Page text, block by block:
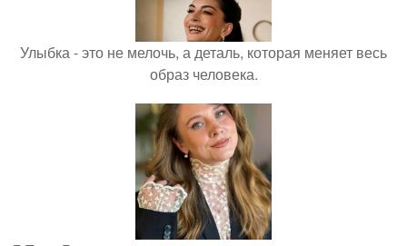
Улыбка - это не мелочь, а деталь, которая меняет весь
образ человека.